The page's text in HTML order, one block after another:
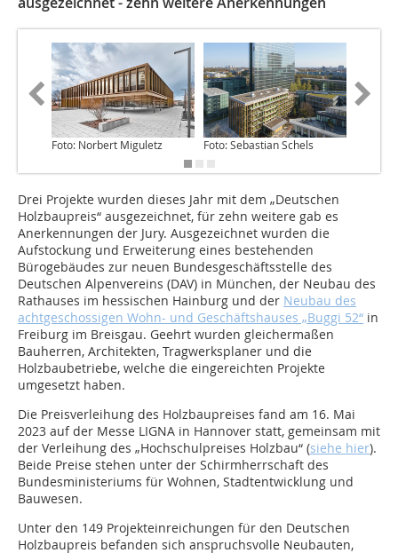
Foto: Norbert Miguletz Foto: Sebastian Schels
Drei Projekte wurden dieses Jahr mit dem „Deutschen
Holzbaupreis“ ausgezeichnet, für zehn weitere gab es
Anerkennungen der Jury. Ausgezeichnet wurden die
Aufstockung und Erweiterung eines bestehenden
Bürogebäudes zur neuen Bundesgeschäftsstelle des
Deutschen Alpenvereins (DAV) in München, der Neubau des
Rathauses im hessischen Hainburg und der ­ Neubau des
achtgeschossigen Wohn- und Geschäftshauses „Buggi 52“ in
Freiburg im Breisgau. Geehrt wurden gleichermaßen
Bauherren, Architekten, Tragwerksplaner und die
Holzbaubetriebe, welche die eingereichten Projekte
umgesetzt haben.
Die Preisverleihung des Holzbaupreises fand am 16. Mai
2023 auf der Messe LIGNA in Hannover statt, gemeinsam mit
der Verleihung des „Hochschulpreises Holzbau“ (siehe hier).
Beide Preise stehen unter der Schirmherrschaft des
Bundesministeriums für Wohnen, Stadtentwicklung und
Bauwesen.
Unter den 149 Projekteinreichungen für den Deutschen
Holzbaupreis befanden sich anspruchsvolle Neubauten,